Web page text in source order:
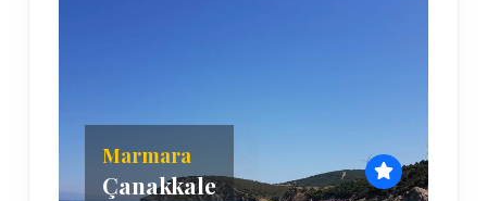
Marmara
Çanakkale